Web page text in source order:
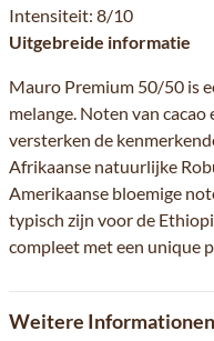
Intensiteit: 8/10
Uitgebreide informatie
Mauro Premium 50/50 is
melange. Noten van
versterken de
Afrikaanse natuurlijke
Amerikaanse bloemige
typisch zijn voor de
compleet met een unique
Weitere Informationen